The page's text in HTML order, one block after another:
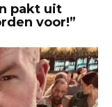
pakt uit
voor!”